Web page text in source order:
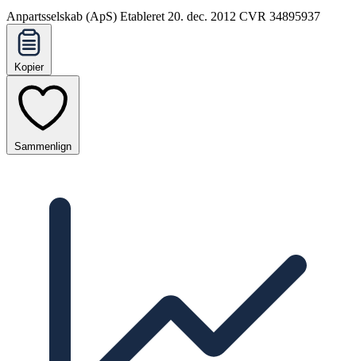
Anpartsselskab (ApS) Etableret 20. dec. 2012 CVR 34895937
Kopier
Sammenlign